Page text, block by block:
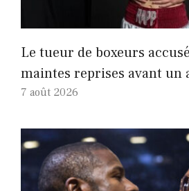
Le tueur de boxeurs
maintes reprises avant un
7 août 2026